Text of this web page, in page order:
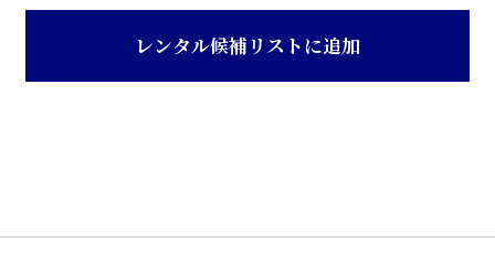
天
レンタル候補リストに追加